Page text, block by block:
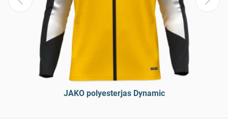
JAKO polyesterjas Dynamic